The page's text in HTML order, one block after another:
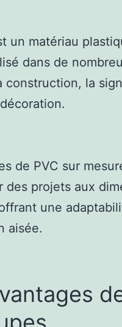
un matériau
dans de
construction, la
de PVC sur
des projets aux
une
aisée.